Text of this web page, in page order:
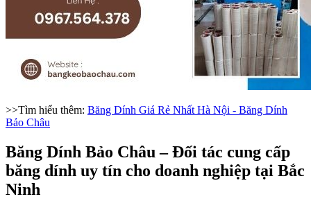
>>Tìm hiểu thêm: Băng Dính Giá Rẻ Nhất Hà Nội - Băng Dính
Bảo Châu
Băng Dính Bảo Châu – Đối tác cung cấp
băng dính uy tín cho doanh nghiệp tại Bắc
Ninh